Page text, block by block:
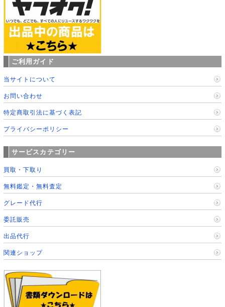
ご利用ガイド
当サイトについて
お問い合わせ
特定商取引法に基づく表記
プライバシーポリシー
サービスカテゴリー
買取・下取り
無料鑑定・無料査定
グレード代行
委託販売
出品代行
関連ショップ